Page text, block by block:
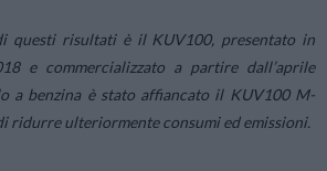
questi risultati è il KUV100, presentato in
e commercializzato a partire dall’aprile
a benzina è stato affiancato il KUV100 M-
ridurre ulteriormente consumi ed emissioni.